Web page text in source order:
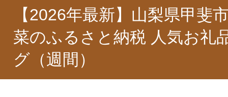
【2026年最新】山梨県甲斐
菜のふるさと納税 人気お礼
グ（週間）